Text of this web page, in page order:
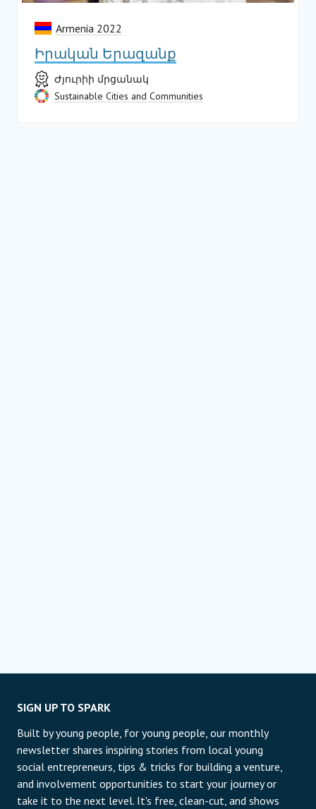
Armenia 2022
Իրական Երազանք
Ժյուրիի մրցանակ
Sustainable Cities and Communities
SIGN UP TO SPARK
Built by young people, for young people, our monthly
newsletter shares inspiring stories from local young
social entrepreneurs, tips & tricks for building a venture,
and involvement opportunities to start your journey or
take it to the next level. It's free, clean-cut, and shows